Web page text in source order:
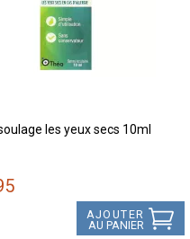
les yeux secs 10ml
AJOUTER
AU PANIER